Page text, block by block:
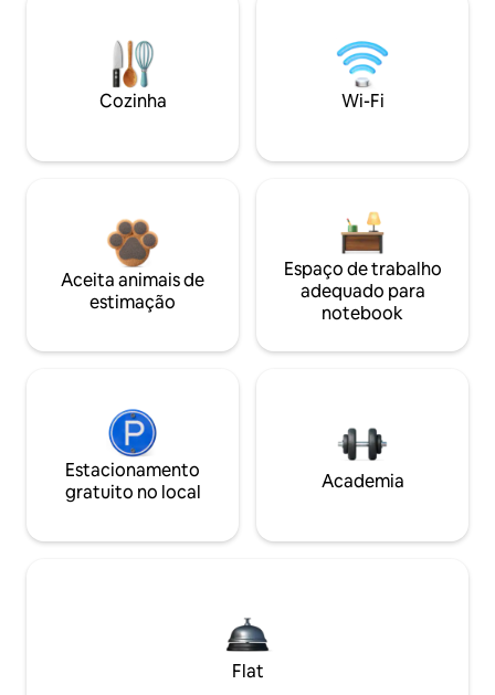
Cozinha Wi-Fi
Aceita animais de
estimação
Espaço de trabalho
adequado para
notebook
Estacionamento
gratuito no local
Academia
Flat